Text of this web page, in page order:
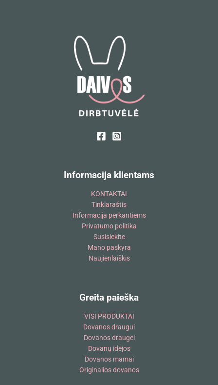
Informacija klientams
KONTAKTAI
Tinklaraštis
Informacija perkantiems
Privatumo politika
Susisiekite
Mano paskyra
Naujienlaiškis
Greita paieška
VISI PRODUKTAI
Dovanos draugui
Dovanos draugei
Dovanų idėjos
Dovanos mamai
Originalios dovanos